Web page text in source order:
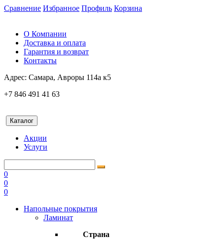
Сравнение Избранное Профиль Корзина
О Компании
Доставка и оплата
Гарантия и возврат
Контакты
Адрес: Самара, Авроры 114а к5
+7 846 491 41 63
Каталог
Акции
Услуги
0
0
0
Напольные покрытия
Ламинат
Страна